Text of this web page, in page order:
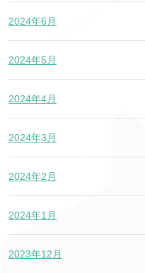
2024年6月
2024年5月
2024年4月
2024年3月
2024年2月
2024年1月
2023年12月